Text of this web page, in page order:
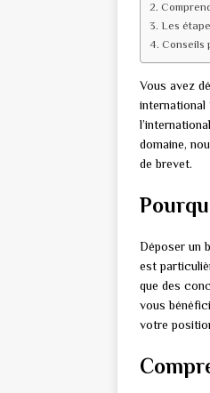
Les
Conseils
Vous avez
international
domaine,
de brevet.
Déposer un
est
que des
vous
votre